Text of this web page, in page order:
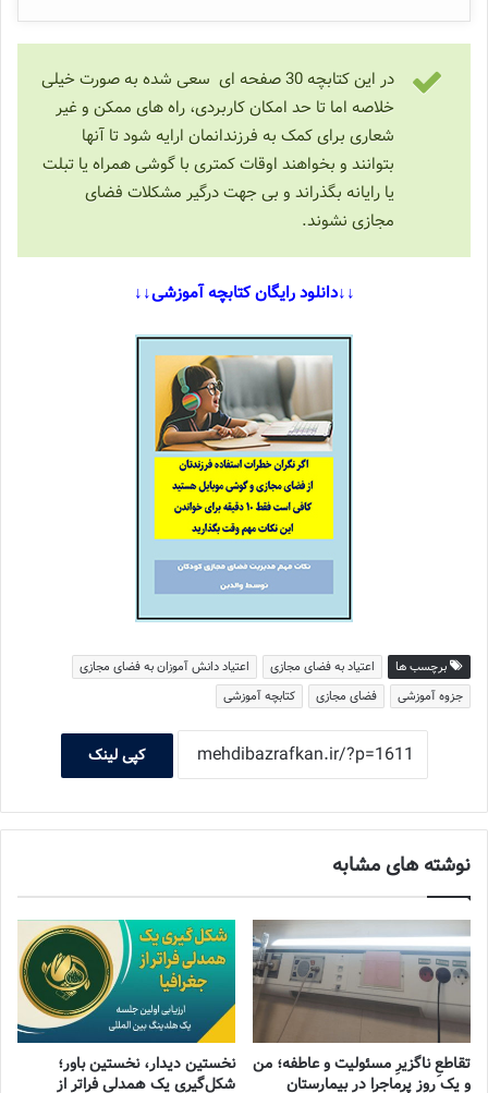
در این کتابچه 30 صفحه ای سعی شده به صورت خیلی
خلاصه اما تا حد امکان کاربردی، راه های ممکن و غیر
شعاری برای کمک به فرزندانمان ارایه شود تا آنها
بتوانند و بخواهند اوقات کمتری با گوشی همراه یا تبلت
یا رایانه بگذراند و بی جهت درگیر مشکلات فضای
مجازی نشوند.
↓↓دانلود رایگان کتابچه آموزشی↓↓
برچسب ها اعتیاد به فضای مجازی
اعتیاد دانش آموزان به فضای مجازی
جزوه آموزشی
فضای مجازی کتابچه آموزشی
کپی لینک
نوشته های مشابه
تقاطعِ ناگزیرِ مسئولیت و عاطفه؛ من
و یک روز پرماجرا در بیمارستان
نخستین دیدار، نخستین باور؛
شکل‌گیری یک همدلی فراتر از